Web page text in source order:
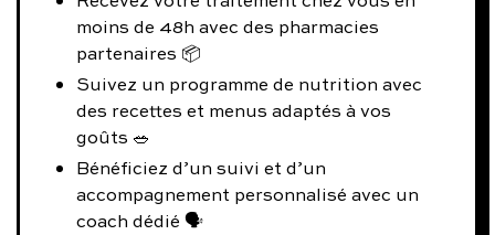
moins de 48h avec des pharmacies
partenaires 📦
Suivez un programme de nutrition avec
des recettes et menus adaptés à vos
goûts 🥗
Bénéficiez d’un suivi et d’un
accompagnement personnalisé avec un
coach dédié 🗣️